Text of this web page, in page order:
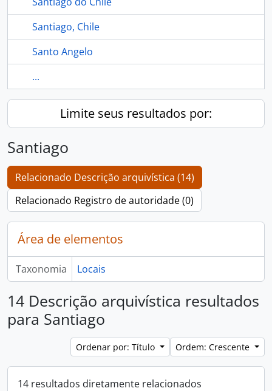
Santiago, Chile
Santo Angelo
...
Limite seus resultados por:
Santiago
Relacionado Descrição arquivística (14)
Relacionado Registro de autoridade (0)
Área de elementos
Taxonomia Locais
14 Descrição arquivística resultados
para Santiago
Ordenar por: Título Ordem: Crescente
14 resultados diretamente relacionados